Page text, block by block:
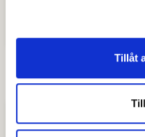
Tillåt